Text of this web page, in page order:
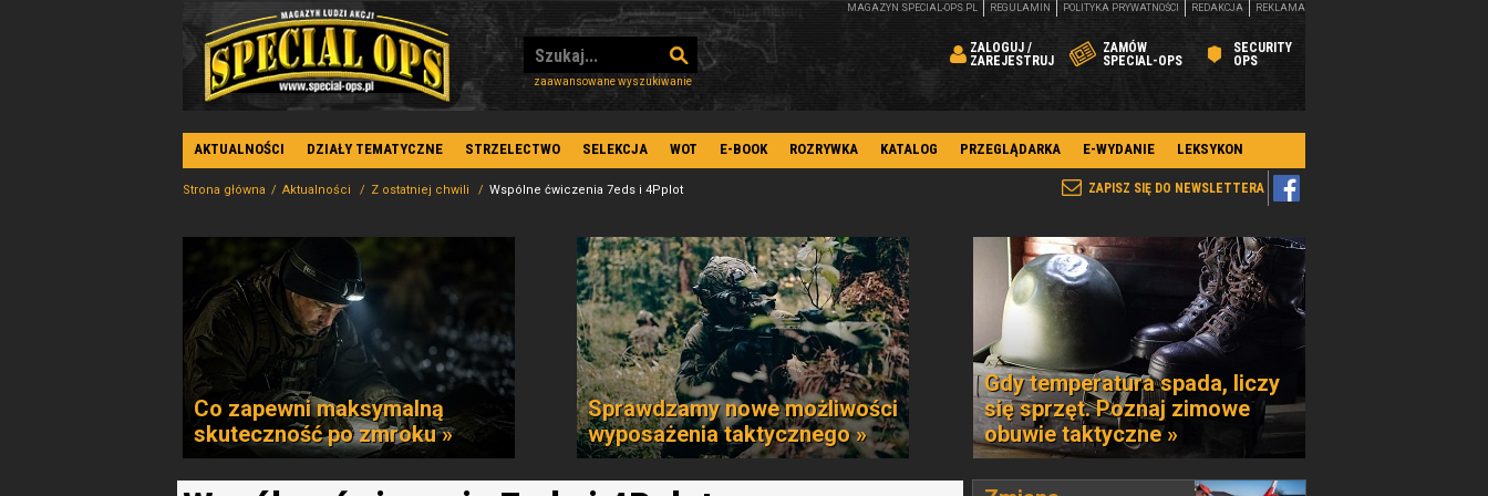
zaawansowane wyszukiwanie
ZALOGUJ /
ZAREJESTRUJ
ZAMÓW
SPECIAL-OPS
SECURITY
OPS
MAGAZYN SPECIAL-OPS.PL REGULAMIN POLITYKA PRYWATNOŚCI REDAKCJA REKLAMA
AKTUALNOŚCI DZIAŁY TEMATYCZNE STRZELECTWO SELEKCJA WOT E-BOOK ROZRYWKA KATALOG PRZEGLĄDARKA E-WYDANIE LEKSYKON
ZAPISZ SIĘ DO NEWSLETTERA
Strona główna Aktualności Z ostatniej chwili Wspólne ćwiczenia 7eds i 4Pplot
Co zapewni maksymalną
skuteczność po zmroku »
Sprawdzamy nowe możliwości
wyposażenia taktycznego »
Gdy temperatura spada, liczy
się sprzęt. Poznaj zimowe
obuwie taktyczne »